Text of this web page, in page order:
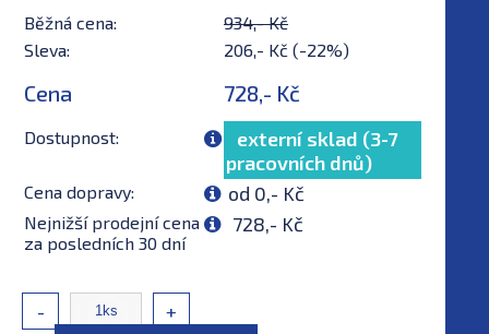
Běžná cena:
934,- Kč
Sleva:
206,- Kč (-22%)
Cena 728,- Kč
Dostupnost:
externí sklad (3-7
pracovních dnů)
Cena dopravy: od 0,- Kč
Nejnižší prodejní cena
za posledních 30 dní
728,- Kč
- +